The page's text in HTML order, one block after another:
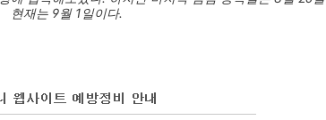
현재는 9월 1일이다.